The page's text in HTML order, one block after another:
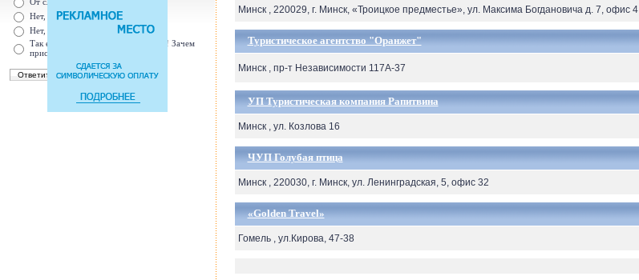
Нет, с ремнем не удобно
Нет, Я уверен в себе
Так есть же подушки безопасности! Зачем
пристегива
Минск , 220029, г. Минск, «Троицкое предместье», ул. Максима Богдановича д. 7, офис 4
Туристическое агентство "Оранжет"
Минск , пр-т Независимости 117А-37
УП Туристическая компания Рапитвина
Минск , ул. Козлова 16
ЧУП Голубая птица
Минск , 220030, г. Минск, ул. Ленинградская, 5, офис 32
«Golden Travel»
Гомель , ул.Кирова, 47-38